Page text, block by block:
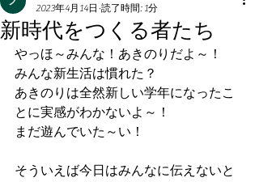
新時代をつくる者たち
2023年4月14日 読了時間: 1分
やっほ～みんな！あきのりだよ～！
みんな新生活は慣れた？
あきのりは全然新しい学年になったこ
とに実感がわかないよ～！
まだ遊んでいた～い！
そういえば今日はみんなに伝えないと